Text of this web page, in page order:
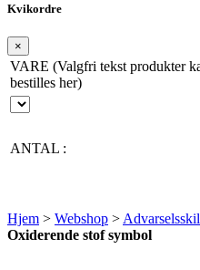
Kvikordre
×
VARE (Valgfri tekst produkter
bestilles her)
ANTAL :
Hjem > Webshop >
Oxiderende stof symbol